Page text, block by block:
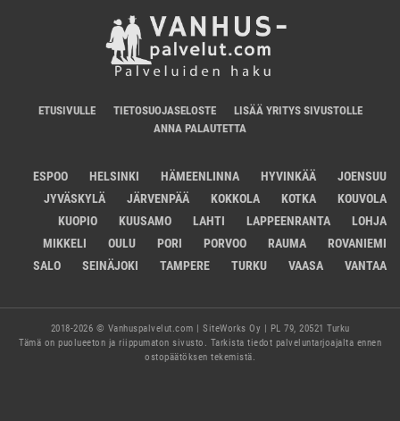
ETUSIVULLE TIETOSUOJASELOSTE
LISÄÄ YRITYS SIVUSTOLLE
ANNA PALAUTETTA
ESPOO HELSINKI HÄMEENLINNA HYVINKÄÄ
JOENSUU
JYVÄSKYLÄ
JÄRVENPÄÄ KOKKOLA KOTKA
KOUVOLA
KUOPIO
KUUSAMO LAHTI LAPPEENRANTA
LOHJA
MIKKELI
OULU PORI PORVOO RAUMA
ROVANIEMI
SALO
SEINÄJOKI TAMPERE TURKU VAASA VANTAA
2018-2026 © Vanhuspalvelut.com | SiteWorks Oy | PL 79, 20521 Turku
Tämä on puolueeton ja riippumaton sivusto. Tarkista tiedot palveluntarjoajalta ennen
ostopäätöksen tekemistä.